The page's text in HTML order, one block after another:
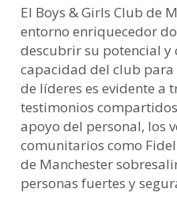
El Boys & Girls Club de
entorno enriquecedor
descubrir su potencial y
capacidad del club para
de líderes es evidente a
testimonios
apoyo del personal, los
comunitarios como
de Manchester
personas fuertes y